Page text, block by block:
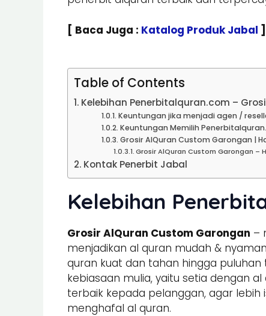
[ Baca Juga : Katalog Produk Jabal ]
Table of Contents
Kelebihan Penerbitalquran.com –
Keuntungan jika menjadi agen /
Keuntungan Memilih
Grosir AlQuran Custom Garongan |
Grosir AlQuran Custom Garongan –
Kontak Penerbit Jabal
Kelebihan
Grosir AlQuran Custom Garongan –
menjadikan al quran mudah &
quran kuat dan tahan hingga puluhan
kebiasaan mulia, yaitu setia dengan
terbaik kepada pelanggan, agar
menghafal al quran.